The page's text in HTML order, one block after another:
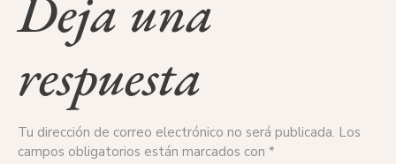
respuesta
Tu dirección de correo electrónico no será publicada. Los
campos obligatorios están marcados con *